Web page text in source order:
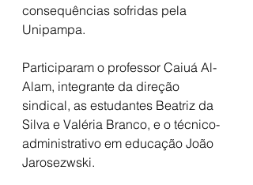
consequências sofridas pela
Unipampa.
Participaram o professor Caiuá Al-
Alam, integrante da direção
sindical, as estudantes Beatriz da
Silva e Valéria Branco, e o técnico-
administrativo em educação João
Jarosezwski.